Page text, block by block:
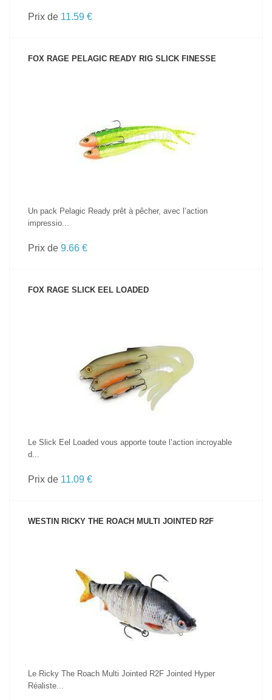
Prix de 11.59 €
FOX RAGE PELAGIC READY RIG SLICK FINESSE
VOIR LE PRODUIT
Un pack Pelagic Ready prêt à pêcher, avec l’action
impressio...
Prix de 9.66 €
FOX RAGE SLICK EEL LOADED
VOIR LE PRODUIT
Le Slick Eel Loaded vous apporte toute l’action incroyable
d...
Prix de 11.09 €
WESTIN RICKY THE ROACH MULTI JOINTED R2F
VOIR LE PRODUIT
Le Ricky The Roach Multi Jointed R2F Jointed Hyper
Réaliste...